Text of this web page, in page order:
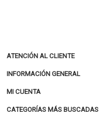
ATENCIÓN AL CLIENTE
INFORMACIÓN GENERAL
MI CUENTA
CATEGORÍAS MÁS BUSCADAS